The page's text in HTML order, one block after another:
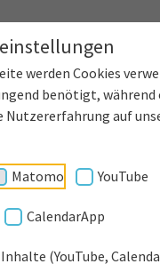
werden Cookies
benötigt, während
auf
Matomo YouTube
CalendarApp
(YouTube,
GEMEINDE
DENKLINGEN
MONAT
IN DER